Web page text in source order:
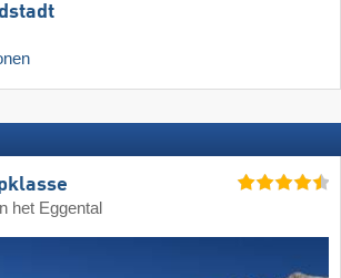
het Eggental